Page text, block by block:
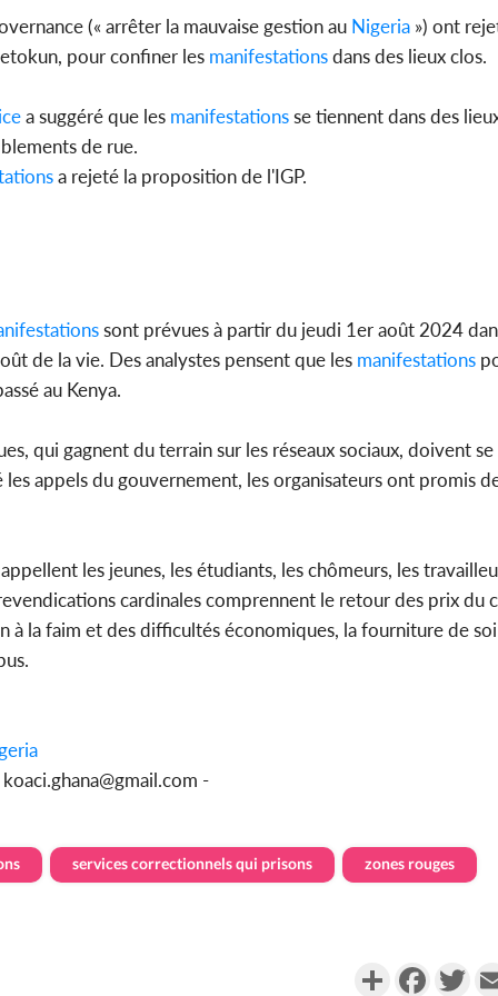
(« arrêter la mauvaise gestion au Nigeria ») ont
pour confiner les manifestationsdans des lieux clos.
a suggéré que les manifestationsse tiennent dans des
de rue.
a rejeté la proposition de l'IGP.
sont prévues à partir du jeudi 1er août 2024
de la vie. Des analystes pensent que les manifestations
au Kenya.
qui gagnent du terrain sur les réseaux sociaux, doivent
appels du gouvernement, les organisateurs ont promis
les jeunes, les étudiants, les chômeurs, les
cardinales comprennent le retour des prix du
à la faim et des difficultés économiques, la fourniture de
-
services correctionnels qui prisons zones rouges
Partager